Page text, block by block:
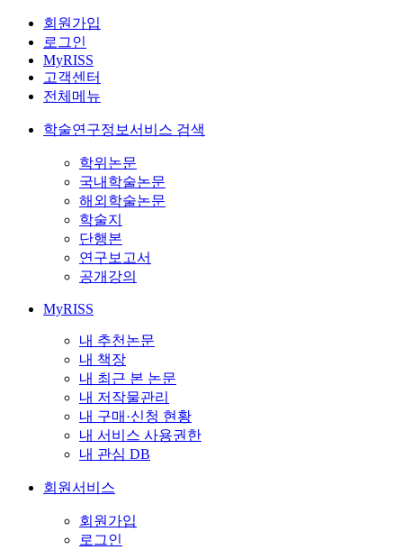
회원가입
로그인
MyRISS
고객센터
전체메뉴
학술연구정보서비스 검색
학위논문
국내학술논문
해외학술논문
학술지
단행본
연구보고서
공개강의
MyRISS
내 추천논문
내 책장
내 최근 본 논문
내 저작물관리
내 구매·신청 현황
내 서비스 사용권한
내 관심 DB
회원서비스
회원가입
로그인